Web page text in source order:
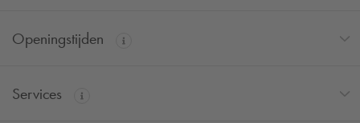
Openingstijden
Services